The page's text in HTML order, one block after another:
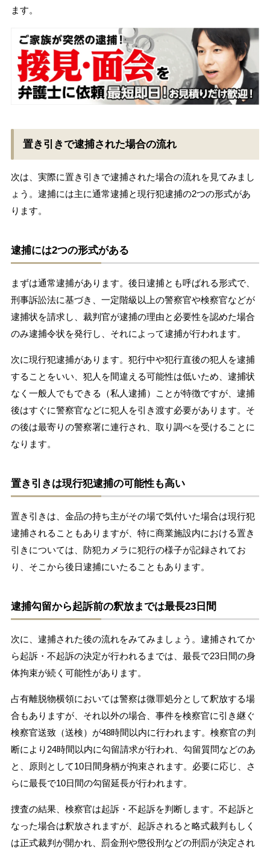
ます。
置き引きで逮捕された場合の流れ
次は、実際に置き引きで逮捕された場合の流れを見てみまし
ょう。逮捕には主に通常逮捕と現行犯逮捕の2つの形式があ
ります。
逮捕には2つの形式がある
まずは通常逮捕があります。後日逮捕とも呼ばれる形式で、
刑事訴訟法に基づき、一定階級以上の警察官や検察官などが
逮捕状を請求し、裁判官が逮捕の理由と必要性を認めた場合
のみ逮捕令状を発行し、それによって逮捕が行われます。
次に現行犯逮捕があります。犯行中や犯行直後の犯人を逮捕
することをいい、犯人を間違える可能性は低いため、逮捕状
なく一般人でもできる（私人逮捕）ことが特徴ですが、逮捕
後はすぐに警察官などに犯人を引き渡す必要があります。そ
の後は最寄りの警察署に連行され、取り調べを受けることに
なります。
置き引きは現行犯逮捕の可能性も高い
置き引きは、金品の持ち主がその場で気付いた場合は現行犯
逮捕されることもありますが、特に商業施設内における置き
引きについては、防犯カメラに犯行の様子が記録されてお
り、そこから後日逮捕にいたることもあります。
逮捕勾留から起訴前の釈放までは最長23日間
次に、逮捕された後の流れをみてみましょう。逮捕されてか
ら起訴・不起訴の決定が行われるまでは、最長で23日間の身
体拘束が続く可能性があります。
占有離脱物横領においては警察は微罪処分として釈放する場
合もありますが、それ以外の場合、事件を検察官に引き継ぐ
検察官送致（送検）が48時間以内に行われます。検察官の判
断により24時間以内に勾留請求が行われ、勾留質問などのあ
と、原則として10日間身柄が拘束されます。必要に応じ、さ
らに最長で10日間の勾留延長が行われます。
捜査の結果、検察官は起訴・不起訴を判断します。不起訴と
なった場合は釈放されますが、起訴されると略式裁判もしく
は正式裁判が開かれ、罰金刑や懲役刑などの刑罰が決定され